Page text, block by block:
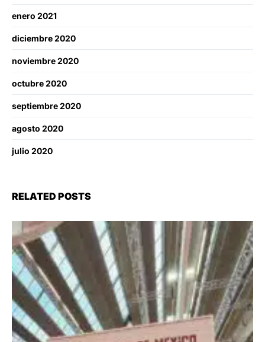
enero 2021
diciembre 2020
noviembre 2020
octubre 2020
septiembre 2020
agosto 2020
julio 2020
RELATED POSTS